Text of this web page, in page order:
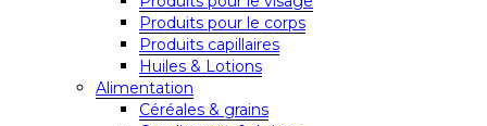
Produits pour le corps
Produits capillaires
Huiles & Lotions
Alimentation
Céréales & grains